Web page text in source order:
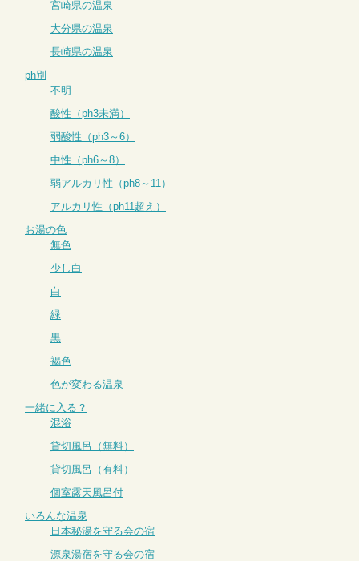
宮崎県の温泉
大分県の温泉
長崎県の温泉
ph別
不明
酸性（ph3未満）
弱酸性（ph3～6）
中性（ph6～8）
弱アルカリ性（ph8～11）
アルカリ性（ph11超え）
お湯の色
無色
少し白
白
緑
黒
褐色
色が変わる温泉
一緒に入る？
混浴
貸切風呂（無料）
貸切風呂（有料）
個室露天風呂付
いろんな温泉
日本秘湯を守る会の宿
源泉湯宿を守る会の宿